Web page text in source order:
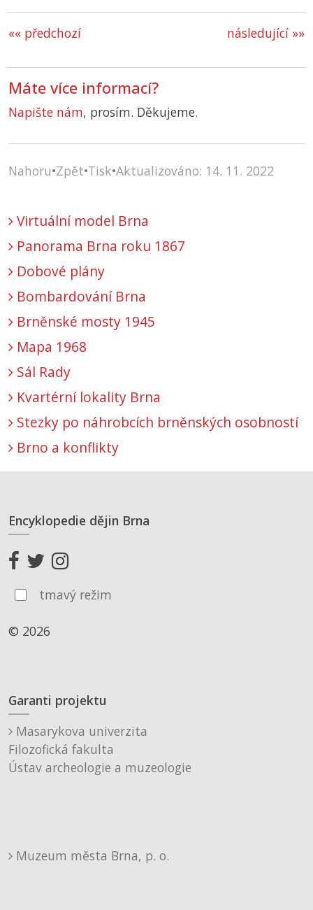
následující »»
«« předchozí
Máte více informací?
Napište nám, prosím. Děkujeme.
Nahoru•Zpět•Tisk•Aktualizováno: 14. 11. 2022
Virtuální model Brna
Panorama Brna roku 1867
Dobové plány
Bombardování Brna
Brněnské mosty 1945
Mapa 1968
Sál Rady
Kvartérní lokality Brna
Stezky po náhrobcích brněnských osobností
Brno a konflikty
Encyklopedie dějin Brna
tmavý režim
© 2026
Garanti projektu
Masarykova univerzita
Filozofická fakulta
Ústav archeologie a muzeologie
Muzeum města Brna, p. o.